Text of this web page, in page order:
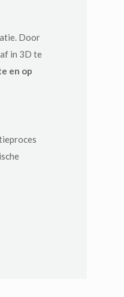
Door
in 3D te
en op